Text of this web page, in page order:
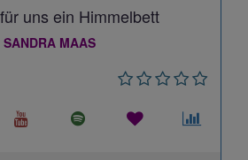
uns ein Himmelbett
SANDRA MAAS